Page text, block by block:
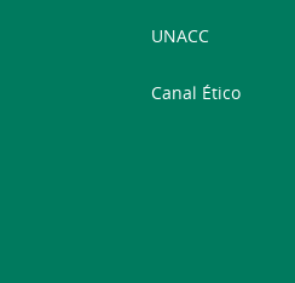
UNACC
Canal Ético